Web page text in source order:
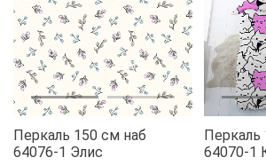
Перкаль 150 см наб
64076-1 Элис
Перкаль
64070-1